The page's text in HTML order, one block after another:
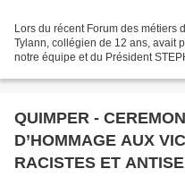
Lors du récent Forum des métiers
Tylann, collégien de 12 ans, avait
notre équipe et du Président
QUIMPER -
D’HOMMAGE AUX
RACISTES ET